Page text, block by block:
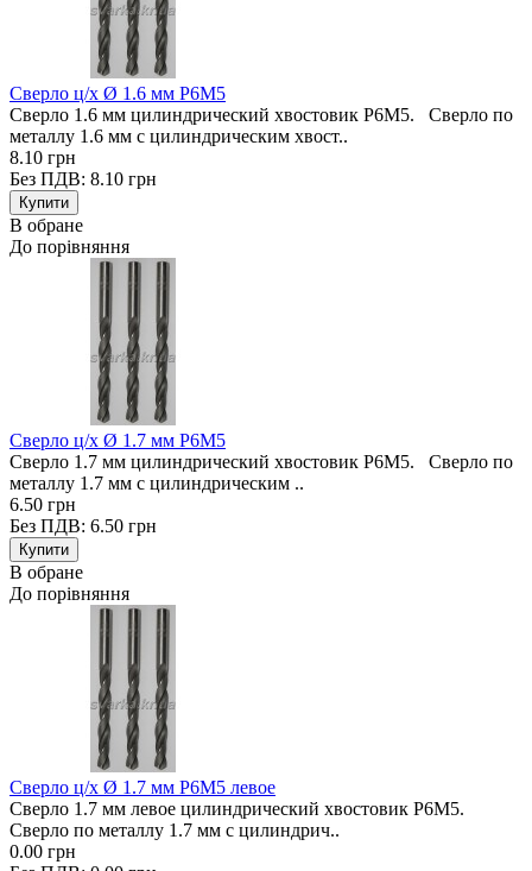
Сверло ц/х Ø 1.6 мм Р6М5
Сверло 1.6 мм цилиндрический хвостовик Р6М5. Сверло по
металлу 1.6 мм с цилиндрическим хвост..
8.10 грн
Без ПДВ: 8.10 грн
В обране
До порівняння
Сверло ц/х Ø 1.7 мм Р6М5
Сверло 1.7 мм цилиндрический хвостовик Р6М5. Сверло по
металлу 1.7 мм с цилиндрическим ..
6.50 грн
Без ПДВ: 6.50 грн
В обране
До порівняння
Сверло ц/х Ø 1.7 мм Р6М5 левое
Сверло 1.7 мм левое цилиндрический хвостовик Р6М5.
Сверло по металлу 1.7 мм с цилиндрич..
0.00 грн